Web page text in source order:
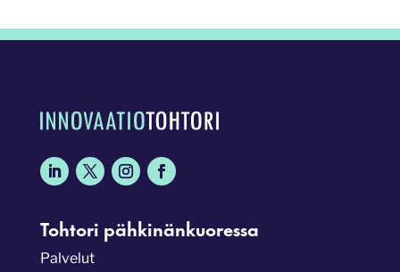
Tohtori pähkinänkuoressa
Palvelut